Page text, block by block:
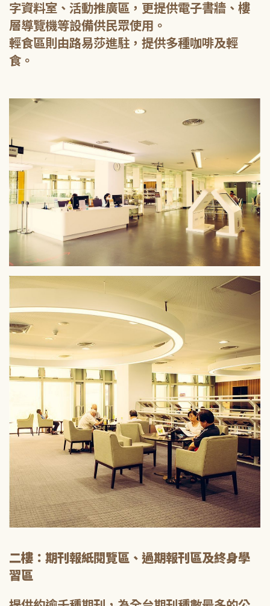
字資料室、活動推廣區，更提供電子書牆、樓
層導覽機等設備供民眾使用。
輕食區則由路易莎進駐，提供多種咖啡及輕
食。
二樓：期刊報紙閱覽區、過期報刊區及終身學
習區